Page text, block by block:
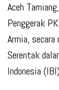
Aceh Tamiang,
Penggerak
Armia,
Serentak
Indonesia